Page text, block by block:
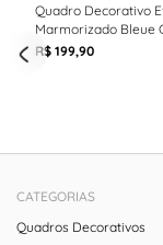
Quadro Decorativo
Marmorizado Bleue
60cm x 90cm -
R$ 199,90
CATEGORIAS
Quadros Decorativos